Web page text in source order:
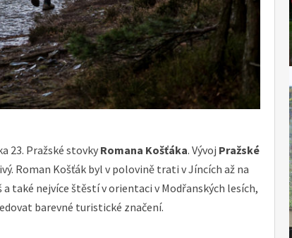
23. Pražské stovky Romana Košťáka. Vývoj Pražské
Roman Košťák byl v polovině trati v Jíncích až na
také nejvíce štěstí v orientaci v Modřanských lesích,
barevné turistické značení.